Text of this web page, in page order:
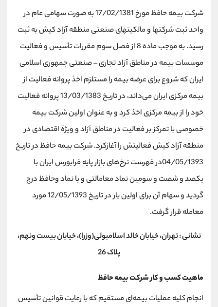
شرکت بیمه حافظ مورخ 17/02/1381 به صورت سهامی عام در
واحد ثبت شرکتها و مالکیتهای صنعتی منطقه آزاد کیش به ثبت
رسید. به موجب ماده 8 از فصل سوم مقررات تأسیس و فعالیت
موسسات بیمه در مناطق آزاد تجاری – صنعتی جمهوری اسلامی
ایران که شروع برای عرضه بیمه را مستلزم اخذ پروانه فعالیت از
بیمه مرکزی ایران می‌داند، در تاریخ 13/03/1383 پروانه فعالیت
خود را از بیمه مرکزی اخذ کرد و به عنوان اولین شرکت بیمه
خصوصی با تمرکز بر فعالیت در مناطق آزاد و ویژة اقتصادی در
منطقه آزاد کیش فعالیتش را آغازکرد. شرکت بیمه حافظ در تاریخ
04/05/1393در فهرست نرخ‌های بازار پایه فرابورس ایران با
یکصد و شصت و سومین نماد معامالتی و با نماد وحافظ درج
گردید و سهام آن برای اولین بار در تاریخ 12/05/1393 مورد
معامله قرار گرفت.
نشانی : تهران، خیابان خالد اسلامبولی(وزرا)، خیابان بیست ونهم،
پلاک 26
ماهیت کسب و کار شرکت بیمه حافظ
انجام کلیه عملیات بیمه‌ای مستقیم که با رعایت قوانین تأسیس